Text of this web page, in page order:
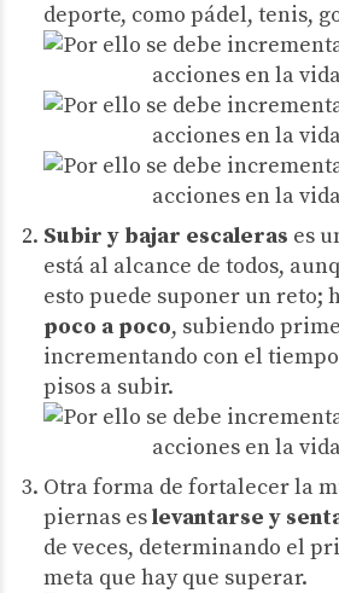
deporte, como pádel, tenis,
Subir y bajar escaleras es
está al alcance de todos,
esto puede suponer un reto;
poco a poco, subiendo
incrementando con el
pisos a subir.
Otra forma de fortalecer la
piernas eslevantarse y
de veces, determinando el
meta que hay que superar.